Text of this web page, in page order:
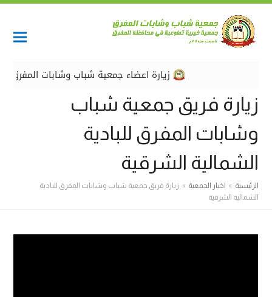
زيارة اعضاء جمعية شباب وشابات المفرق
زيارة فريق جمعية شباب
وشابات المفرق للبادية
الشمالية الشرقية
الرئيسية » اخبار الجمعية » زيارة فريق جمعية شباب وشابات المفرق للبادية
الشمالية الشرقية